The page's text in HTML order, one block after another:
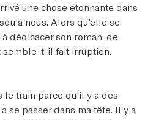
une chose étonnante dans
nous. Alors qu'elle se
dédicacer son roman, de
semble-t-il fait irruption.
le train parce qu'il y a des
se passer dans ma tête. Il y a